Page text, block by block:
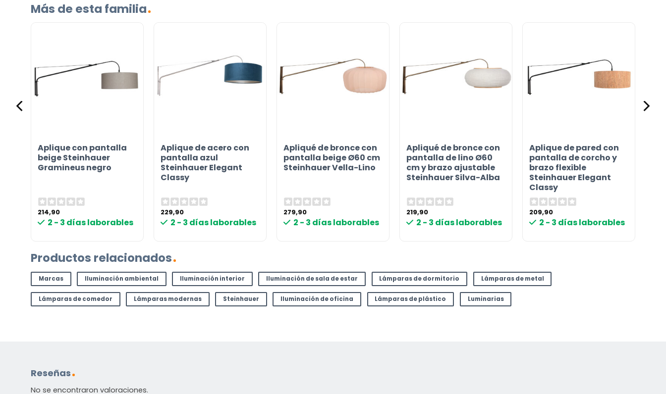
Incluido por defecto
¿TIENES ALGUNA PREGUNTA?
Contáctenos. Puede comunicarse con nosotros por
Más de esta familia
Aplique con pantalla
beige Steinhauer
Gramineus negro
214,90
2 - 3 días laborables
Aplique de acero con
pantalla azul
Steinhauer Elegant
Classy
229,90
2 - 3 días laborables
Apliqué de bronce con
pantalla beige Ø60 cm
Steinhauer Vella-Lino
279,90
2 - 3 días laborables
Apliqué de bronce con
pantalla de lino Ø60
cm y brazo ajustable
Steinhauer Silva-Alba
219,90
2 - 3 días laborables
Aplique de pared con
pantalla de corcho y
brazo flexible
Steinhauer Elegant
Classy
209,90
2 - 3 días laborables
Productos relacionados
Marcas Iluminación ambiental Iluminación interior Iluminación de sala de estar Lámparas de dormitorio Lámparas de metal
Lámparas de comedor Lámparas modernas Steinhauer Iluminación de oficina Lámparas de plástico Luminarias
Reseñas
No se encontraron valoraciones.